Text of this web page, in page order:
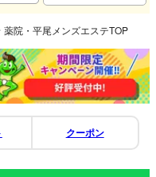
薬院・平尾メンズエステTOP
クーポン